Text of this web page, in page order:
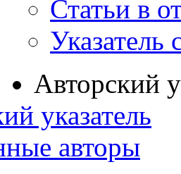
Статьи в
Указатель
Авторский
указатель
авторы